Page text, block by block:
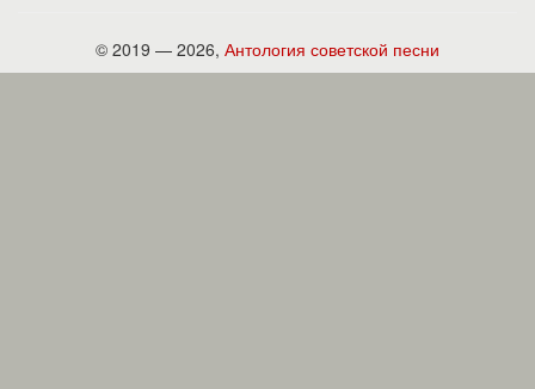
© 2019 — 2026, Антология советской песни